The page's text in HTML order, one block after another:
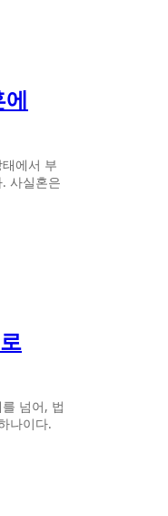
에서 부
사실혼은
넘어, 법
나이다.